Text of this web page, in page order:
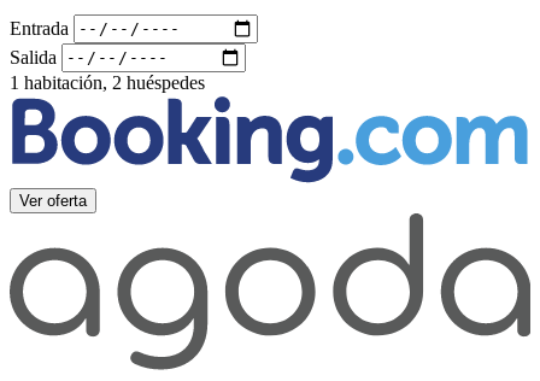
Entrada
Salida
1 habitación, 2 huéspedes
Ver oferta